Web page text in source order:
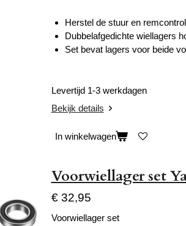
Herstel de stuur en
Dubbelafgedichte wiellagers
Set bevat lagers voor beide
Levertijd 1-3 werkdagen
Bekijk details
In winkelwagen
Voorwiellager set
€ 32,95
Voorwiellager set